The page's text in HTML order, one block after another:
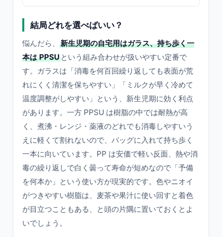
結局どれを選べばいい？
悩んだら、
新生児期の自宅用はガラス、持ち歩く一
本は PPSU という組み合わせが扱いやすい定番で
す。ガラスは「消毒を何百回繰り返しても表面が荒
れにくく清潔を保ちやすい」「ミルクが早く冷めて
温度調整がしやすい」という、新生児期に効く利点
があります。一方 PPSU は樹脂の中では耐熱が高
く、煮沸・レンジ・薬液のどれでも消毒しやすいう
えに軽くて割れないので、バッグに入れて持ち歩く
一本に向いています。PP は安価で軽い反面、熱や消
毒の繰り返しで白く曇って寿命が短めなので「予備
を何本か」という使い方が現実的です。色やニオイ
がつきやすい樹脂は、麦茶や果汁に使い回すと着色
が目立つこともある、と頭の片隅に置いておくとよ
いでしょう。